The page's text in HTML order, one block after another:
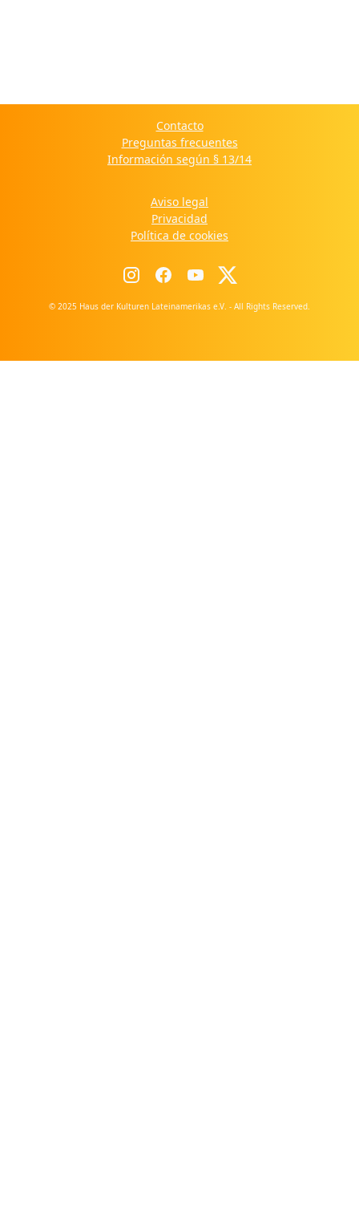
Contacto
Preguntas frecuentes
Información según § 13/14
Aviso legal
Privacidad
Política de cookies
© 2025 Haus der Kulturen Lateinamerikas e.V. - All Rights Reserved.